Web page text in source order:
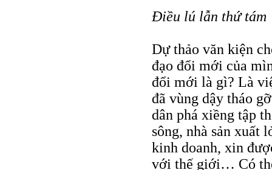
Điều lú lẫn thứ tám
Dự thảo văn kiện
đạo đổi mới của
đổi mới là gì? Là
đã vùng dậy tháo
dân phá xiềng tập
sông, nhà sản xuất
kinh doanh, xin
với thế giới… Có